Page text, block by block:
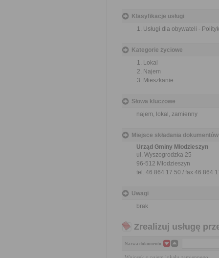
Klasyfikacje usługi
Usługi dla obywateli -
Kategorie życiowe
Lokal
Najem
Mieszkanie
Słowa kluczowe
najem, lokal, zamienny
Miejsce składania dokumentów
Urząd Gminy Młodzieszyn
ul. Wyszogrodzka 25
96-512 Młodzieszyn
tel. 46 864 17 50 / fax 46 864
Uwagi
brak
Zrealizuj usługę
Nazwa dokumentu